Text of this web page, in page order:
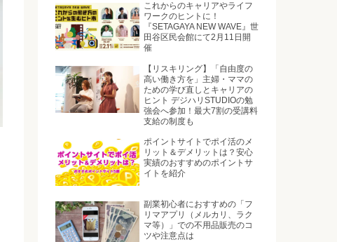
これからのキャリアやライフ
ワークのヒントに！
『SETAGAYA NEW WAVE』世
田谷区民会館にて2月11日開
催
【リスキリング】「自由度の
高い働き方を」主婦・ママの
ための学び直しとキャリアの
ヒント デジハリSTUDIOの勉
強会へ参加！最大7割の受講料
支給の制度も
ポイントサイトでポイ活のメ
リット＆デメリットは？安心
実績のおすすめのポイントサ
イトを紹介
副業初心者におすすめの「フ
リマアプリ（メルカリ、ラク
マ等）」での不用品販売のコ
ツや注意点は